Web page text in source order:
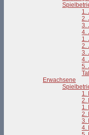
1.
2.
3.
4.
1.
2.
3.
4.
5.
Erwachsene
1.
2.
1.
2.
3.
4.